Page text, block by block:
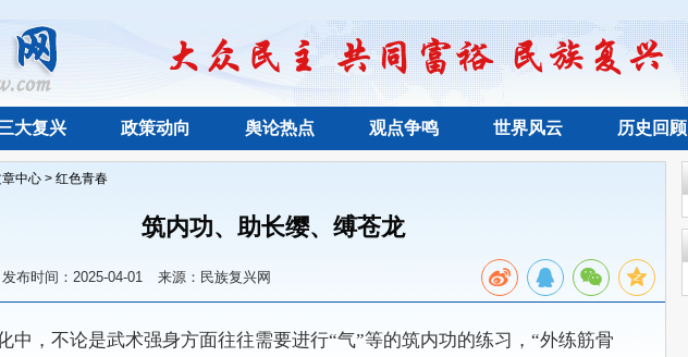
大复兴 政策动向 舆论热点 观点争鸣 世界风云 历史回顾
中心 > 红色青春
筑内功、助长缨、缚苍龙
发布时间：2025-04-01 来源：民族复兴网
，不论是武术强身方面往往需要进行“气”等的筑内功的练习，“外练筋骨